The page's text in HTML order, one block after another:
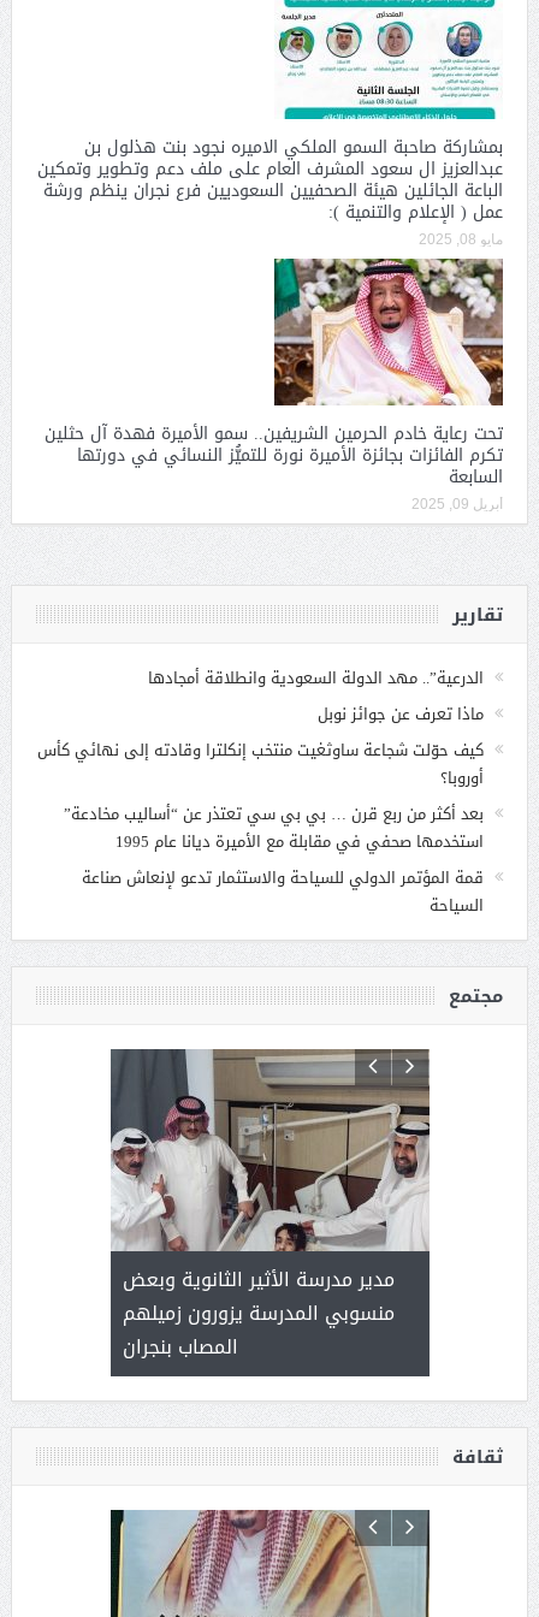
بمشاركة صاحبة السمو الملكي الاميره نجود بنت هذلول بن
عبدالعزيز ال سعود المشرف العام على ملف دعم وتطوير وتمكين
الباعة الجائلين هيئة الصحفيين السعوديين فرع نجران ينظم ورشة
عمل ( الإعلام والتنمية ):
مايو 08, 2025
تحت رعاية خادم الحرمين الشريفين.. سمو الأميرة فهدة آل حثلين
تكرم الفائزات بجائزة الأميرة نورة للتميُّز النسائي في دورتها
السابعة
أبريل 09, 2025
تقارير
الدرعية”.. مهد الدولة السعودية وانطلاقة أمجادها
ماذا تعرف عن جوائز نوبل
كيف حوّلت شجاعة ساوثغيت منتخب إنكلترا وقادته إلى نهائي كأس
أوروبا؟
بعد أكثر من ربع قرن … بي بي سي تعتذر عن “أساليب مخادعة”
استخدمها صحفي في مقابلة مع الأميرة ديانا عام 1995
قمة المؤتمر الدولي للسياحة والاستثمار تدعو لإنعاش صناعة
السياحة
مجتمع
( محمد
مدير مدرسة الأثير الثانوية وبعض
منسوبي المدرسة يزورون زميلهم
المصاب بنجران
) .. ميراث
ثقافة